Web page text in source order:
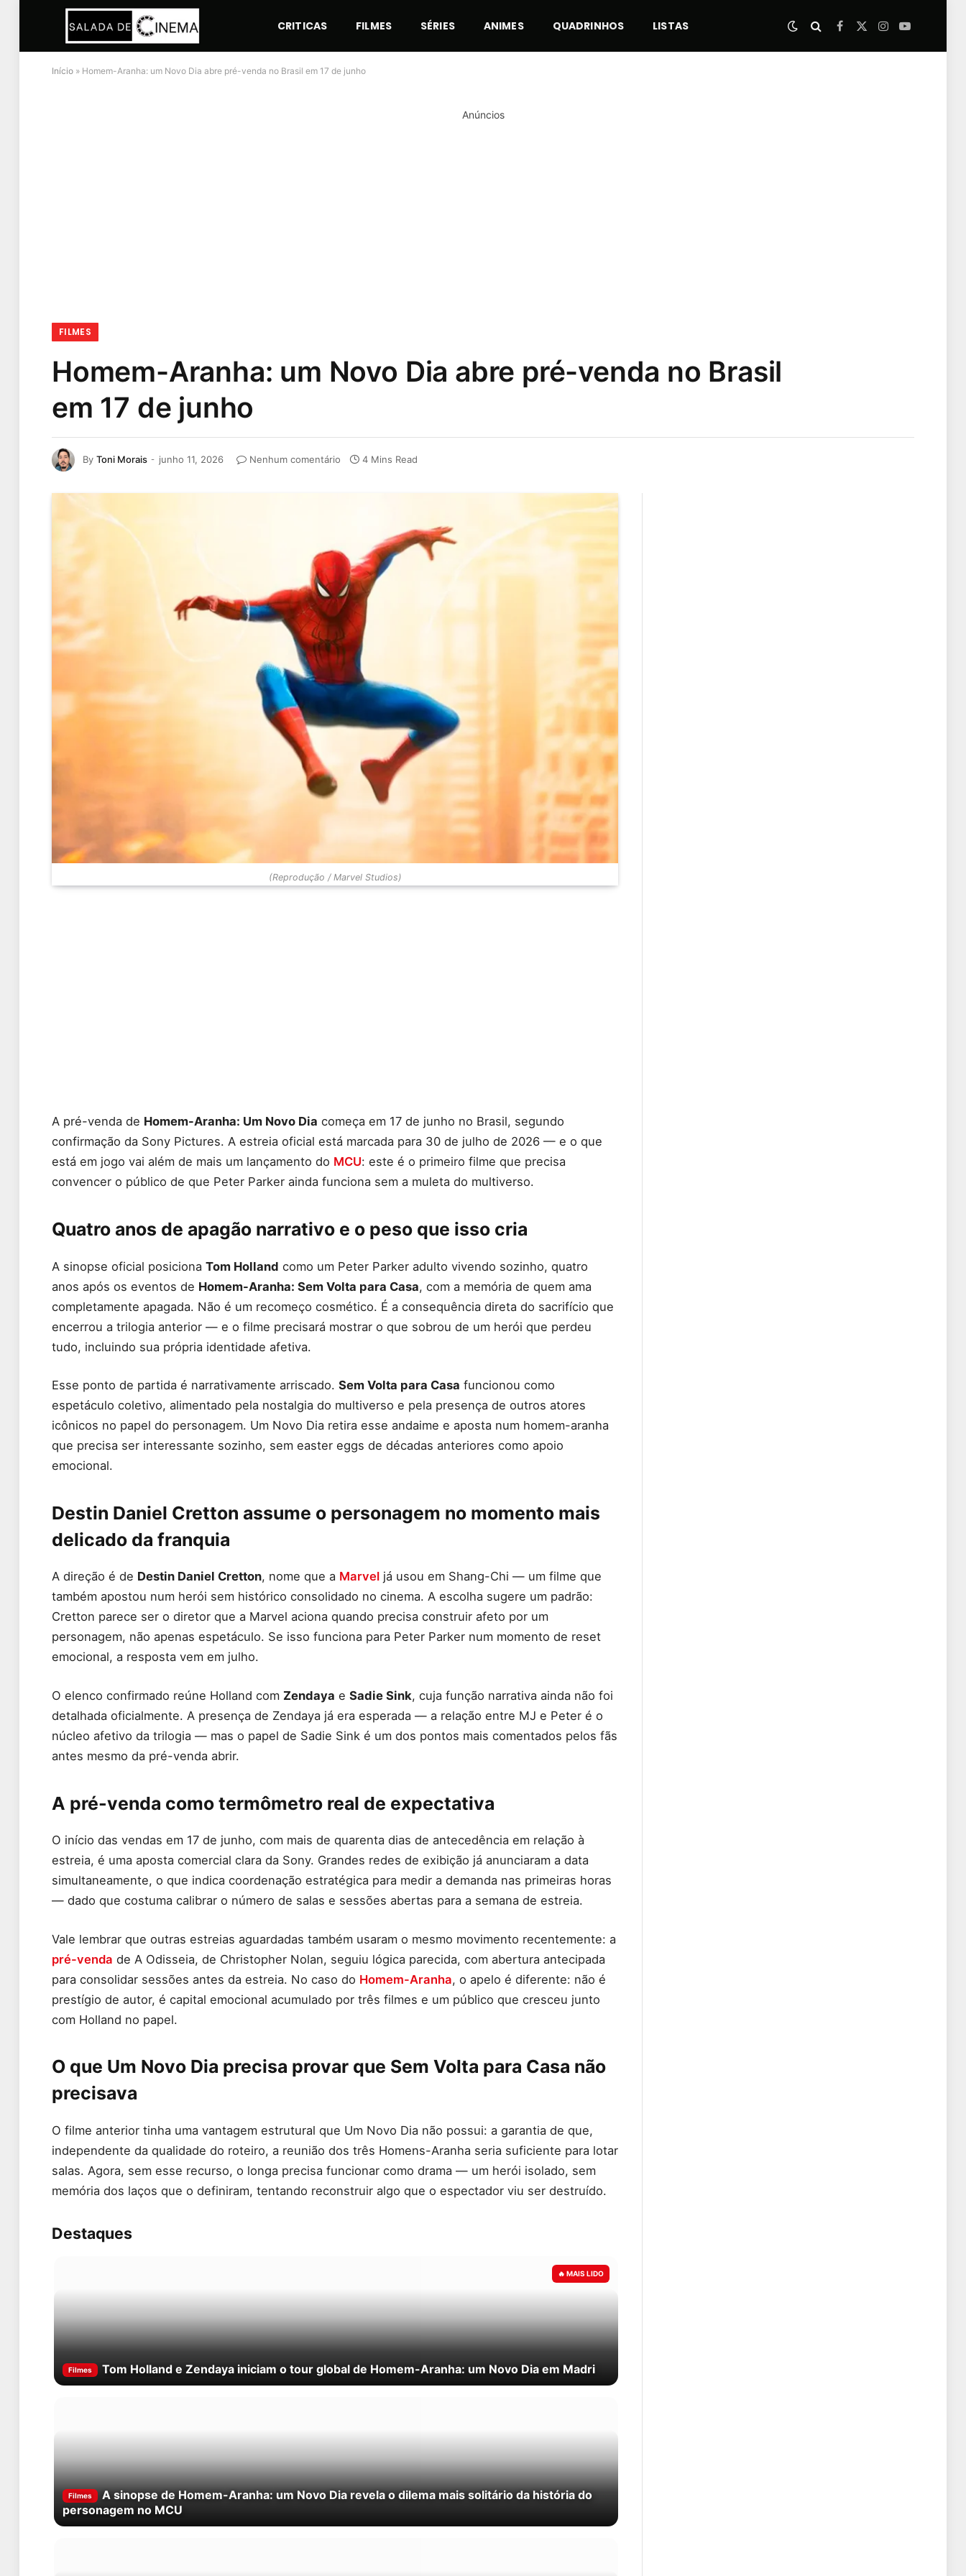
CRITICAS FILMES SÉRIES ANIMES QUADRINHOS LISTAS Facebook
X
Instagram
YouTube
Início » Homem-Aranha: um Novo Dia abre pré-venda no Brasil em 17 de junho
Anúncios
FILMES
Homem-Aranha: um Novo Dia abre pré-venda no Brasil
em 17 de junho
By Toni Morais junho 11, 2026 Nenhum comentário 4 Mins Read
(Reprodução / Marvel Studios)
A pré-venda de Homem-Aranha: Um Novo Dia começa em 17 de junho no Brasil, segundo
confirmação da Sony Pictures. A estreia oficial está marcada para 30 de julho de 2026 — e o que
está em jogo vai além de mais um lançamento do MCU: este é o primeiro filme que precisa
convencer o público de que Peter Parker ainda funciona sem a muleta do multiverso.
Quatro anos de apagão narrativo e o peso que isso cria
A sinopse oficial posiciona Tom Holland como um Peter Parker adulto vivendo sozinho, quatro
anos após os eventos de Homem-Aranha: Sem Volta para Casa, com a memória de quem ama
completamente apagada. Não é um recomeço cosmético. É a consequência direta do sacrifício que
encerrou a trilogia anterior — e o filme precisará mostrar o que sobrou de um herói que perdeu
tudo, incluindo sua própria identidade afetiva.
Esse ponto de partida é narrativamente arriscado. Sem Volta para Casa funcionou como
espetáculo coletivo, alimentado pela nostalgia do multiverso e pela presença de outros atores
icônicos no papel do personagem. Um Novo Dia retira esse andaime e aposta num homem-aranha
que precisa ser interessante sozinho, sem easter eggs de décadas anteriores como apoio
emocional.
Destin Daniel Cretton assume o personagem no momento mais
delicado da franquia
A direção é de Destin Daniel Cretton, nome que a Marvel já usou em Shang-Chi — um filme que
também apostou num herói sem histórico consolidado no cinema. A escolha sugere um padrão:
Cretton parece ser o diretor que a Marvel aciona quando precisa construir afeto por um
personagem, não apenas espetáculo. Se isso funciona para Peter Parker num momento de reset
emocional, a resposta vem em julho.
O elenco confirmado reúne Holland com Zendaya e Sadie Sink, cuja função narrativa ainda não foi
detalhada oficialmente. A presença de Zendaya já era esperada — a relação entre MJ e Peter é o
núcleo afetivo da trilogia — mas o papel de Sadie Sink é um dos pontos mais comentados pelos fãs
antes mesmo da pré-venda abrir.
A pré-venda como termômetro real de expectativa
O início das vendas em 17 de junho, com mais de quarenta dias de antecedência em relação à
estreia, é uma aposta comercial clara da Sony. Grandes redes de exibição já anunciaram a data
simultaneamente, o que indica coordenação estratégica para medir a demanda nas primeiras horas
— dado que costuma calibrar o número de salas e sessões abertas para a semana de estreia.
Vale lembrar que outras estreias aguardadas também usaram o mesmo movimento recentemente: a
pré-venda de A Odisseia, de Christopher Nolan, seguiu lógica parecida, com abertura antecipada
para consolidar sessões antes da estreia. No caso do Homem-Aranha, o apelo é diferente: não é
prestígio de autor, é capital emocional acumulado por três filmes e um público que cresceu junto
com Holland no papel.
O que Um Novo Dia precisa provar que Sem Volta para Casa não
precisava
O filme anterior tinha uma vantagem estrutural que Um Novo Dia não possui: a garantia de que,
independente da qualidade do roteiro, a reunião dos três Homens-Aranha seria suficiente para lotar
salas. Agora, sem esse recurso, o longa precisa funcionar como drama — um herói isolado, sem
memória dos laços que o definiram, tentando reconstruir algo que o espectador viu ser destruído.
Destaques
Filmes Tom Holland e Zendaya iniciam o tour global de Homem-Aranha: um Novo Dia em Madri
Filmes
A sinopse de Homem-Aranha: um Novo Dia revela o dilema mais solitário da história do
personagem no MCU